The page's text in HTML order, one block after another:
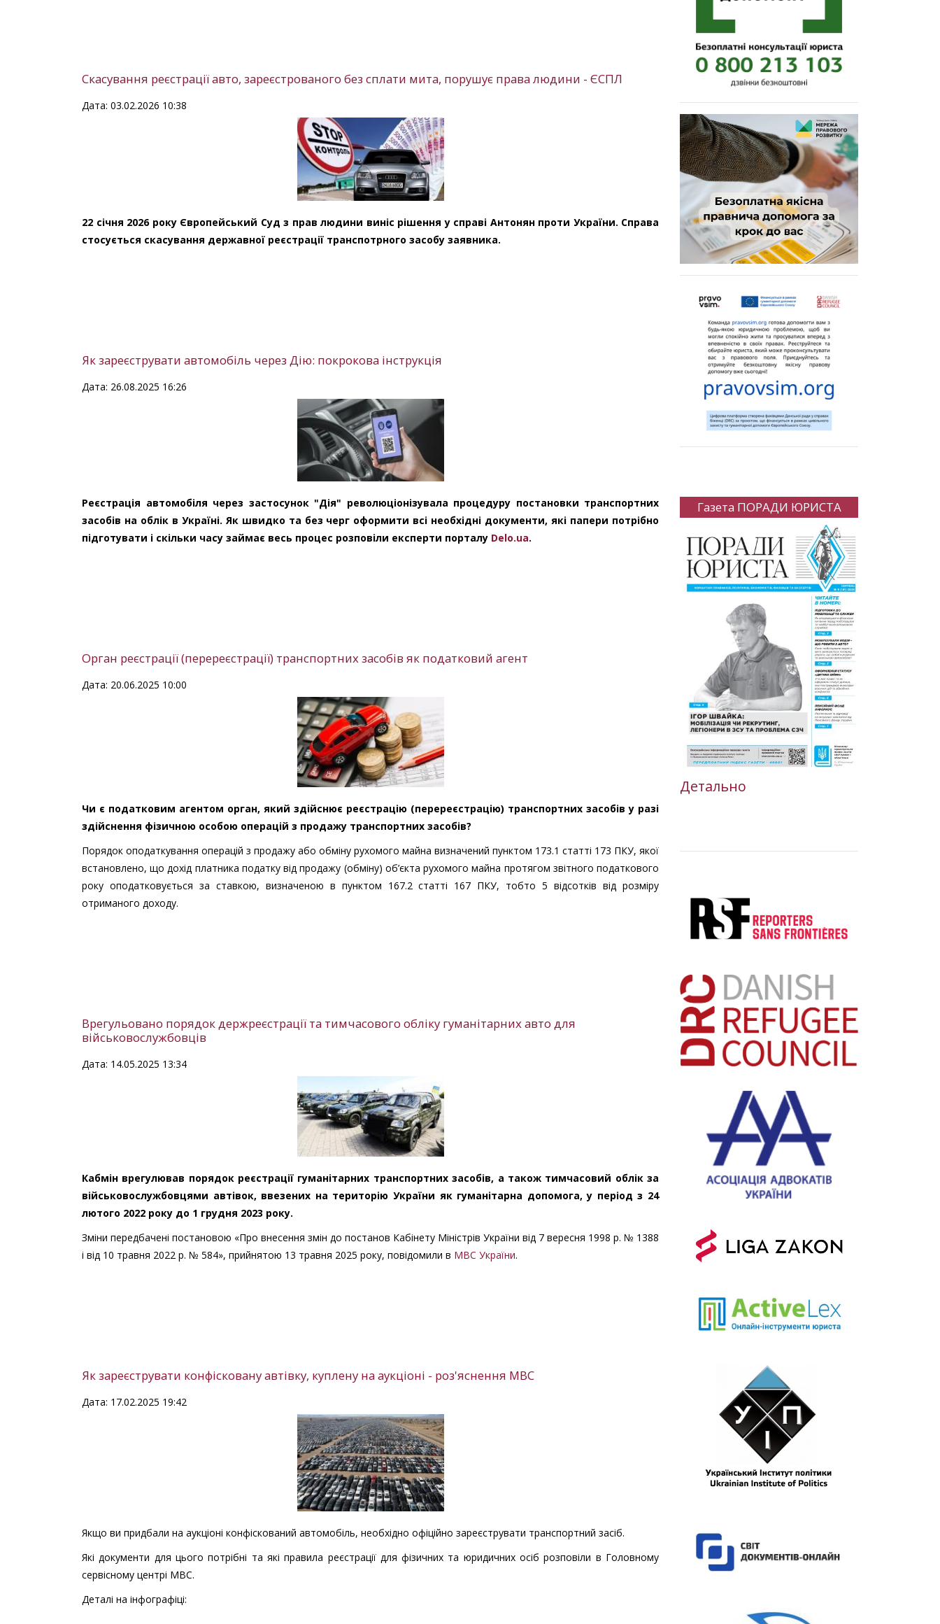
Скасування реєстрації авто, зареєстрованого без сплати мита, порушує права людини - ЄСПЛ
Дата: 03.02.2026 10:38
22 січня 2026 року Європейський Суд з прав людини виніс рішення у справі Антонян проти України. Справа
стосується скасування державної реєстрації транспотрного засобу заявника.
Як зареєструвати автомобіль через Дію: покрокова інструкція
Дата: 26.08.2025 16:26
Реєстрація автомобіля через застосунок "Дія" революціонізувала процедуру постановки транспортних
засобів на облік в Україні. Як швидко та без черг оформити всі необхідні документи, які папери потрібно
підготувати і скільки часу займає весь процес розповіли експерти порталу Delo.ua.
Орган реєстрації (перереєстрації) транспортних засобів як податковий агент
Дата: 20.06.2025 10:00
Чи є податковим агентом орган, який здійснює реєстрацію (перереєстрацію) транспортних засобів у разі
здійснення фізичною особою операцій з продажу транспортних засобів?
Порядок оподаткування операцій з продажу або обміну рухомого майна визначений пунктом 173.1 статті 173 ПКУ, якої
встановлено, що дохід платника податку від продажу (обміну) об’єкта рухомого майна протягом звітного податкового
року оподатковується за ставкою, визначеною в пунктом 167.2 статті 167 ПКУ, тобто 5 відсотків від розміру
отриманого доходу.
Врегульовано порядок держреєстрації та тимчасового обліку гуманітарних авто для
військовослужбовців
Дата: 14.05.2025 13:34
Кабмін врегулював порядок реєстрації гуманітарних транспортних засобів, а також тимчасовий облік за
військовослужбовцями автівок, ввезених на територію України як гуманітарна допомога, у період з 24
лютого 2022 року до 1 грудня 2023 року.
Зміни передбачені постановою «Про внесення змін до постанов Кабінету Міністрів України від 7 вересня 1998 р. № 1388
і від 10 травня 2022 р. № 584», прийнятою 13 травня 2025 року, повідомили в МВС України.
Як зареєструвати конфісковану автівку, куплену на аукціоні - роз'яснення МВС
Дата: 17.02.2025 19:42
Якщо ви придбали на аукціоні конфіскований автомобіль, необхідно офіційно зареєструвати транспортний засіб.
Які документи для цього потрібні та які правила реєстрації для фізичних та юридичних осіб розповіли в Головному
сервісному центрі МВС.
Деталі на інфографіці:
Газета ПОРАДИ ЮРИСТА
Детально